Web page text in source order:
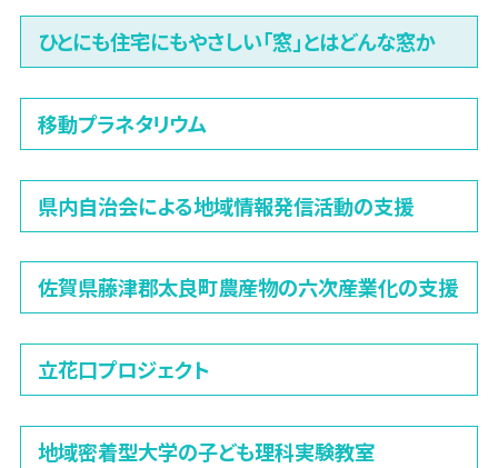
ひとにも住宅にもやさしい「窓」とはどんな窓か
移動プラネタリウム
県内自治会による地域情報発信活動の支援
佐賀県藤津郡太良町農産物の六次産業化の支援
立花口プロジェクト
地域密着型大学の子ども理科実験教室